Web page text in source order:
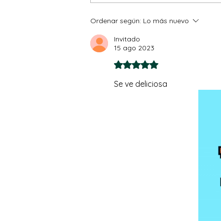
Ordenar según: Lo más nuevo
Invitado
15 ago 2023
Obtuvo 5 de 5 estrellas.
Se ve deliciosa